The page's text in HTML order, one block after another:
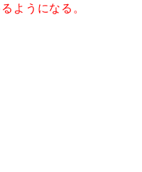
ようになる。